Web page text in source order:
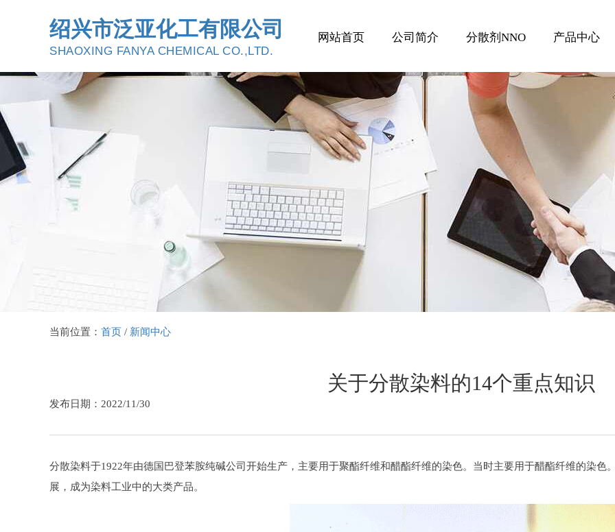
绍兴市泛亚化工有限公司
SHAOXING FANYA CHEMICAL CO.,LTD.
网站首页 公司简介 分散剂NNO 产品中心
当前位置： 首页 / 新闻中心
关于分散染料的14个重点知识
发布日期：2022/11/30
分散染料于1922年由德国巴登苯胺纯碱公司开始生产，主要用于聚酯纤维和醋酯纤维的染色。当时主要用于醋酯纤维的染色
展，成为染料工业中的大类产品。